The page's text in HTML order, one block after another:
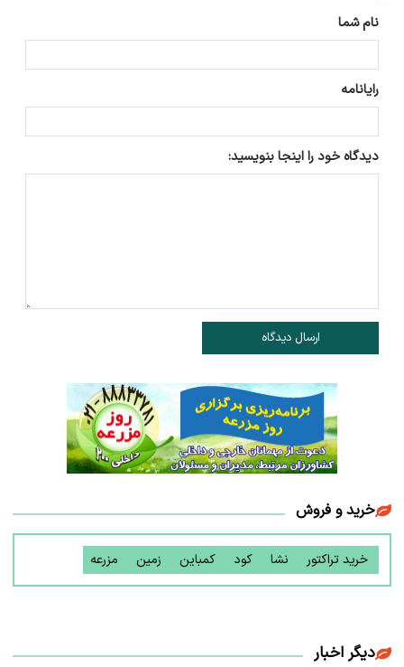
نام شما
رایانامه
دیدگاه خود را اینجا بنویسید:
ارسال دیدگاه
خرید و فروش
خرید تراکتور نشا کود کمباین زمین مزرعه
دیگر اخبار